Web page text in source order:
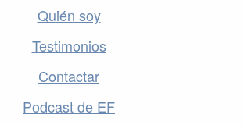
Quién soy
Testimonios
Contactar
Podcast de EF